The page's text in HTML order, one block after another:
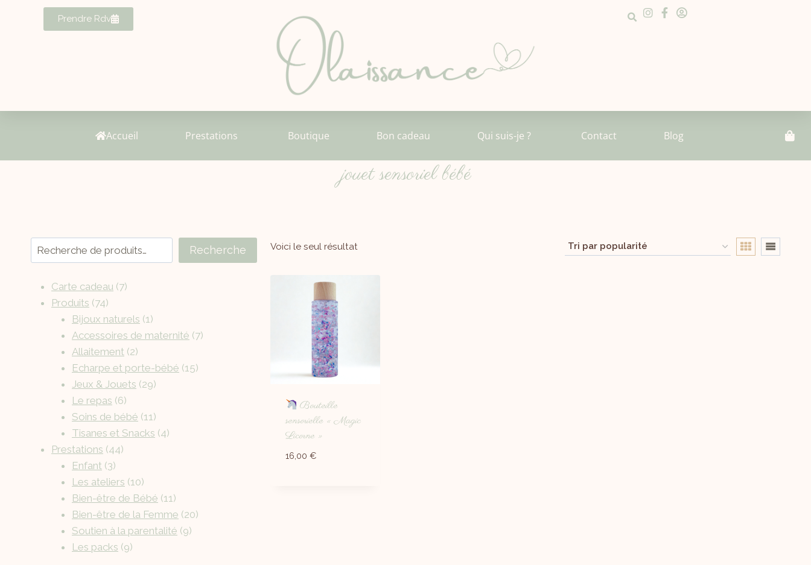
Prendre Rdv
Accueil Prestations Boutique Bon cadeau Qui suis-je ? Contact Blog
jouet sensoriel bébé
Voici le seul résultat
Bouteille
sensorielle « Magic
Licorne »
16,00 €
Recherche
Carte cadeau 7
Produits 74
Bijoux naturels 1
Accessoires de maternité 7
Allaitement 2
Echarpe et porte-bébé 15
Jeux & Jouets 29
Le repas 6
Soins de bébé 11
Tisanes et Snacks 4
Prestations 44
Enfant 3
Les ateliers 10
Bien-être de Bébé 11
Bien-être de la Femme 20
Soutien à la parentalité 9
Les packs 9